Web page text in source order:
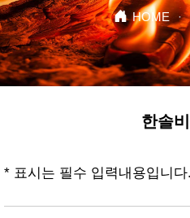
HOME ·
한솔
* 표시는 필수 입력내용입니다.